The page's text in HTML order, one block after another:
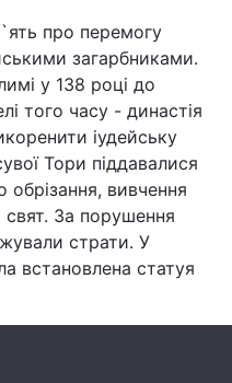
Війна
Політика
Світ
про перемогу
загарбниками.
у 138 році до
того часу - династія
іудейську
Тори піддавалися
вивчення
За порушення
страти. У
встановлена статуя